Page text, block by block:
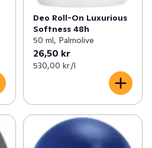
Deo Roll-On Luxurious
Softness 48h
50 ml, Palmolive
26,50 kr
530,00 kr /l